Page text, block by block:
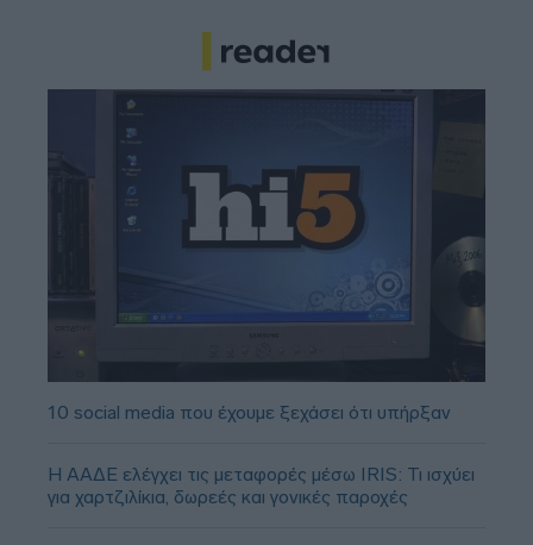
10 social media που έχουμε ξεχάσει ότι υπήρξαν
Η ΑΑΔΕ ελέγχει τις μεταφορές μέσω IRIS: Τι ισχύει
για χαρτζιλίκια, δωρεές και γονικές παροχές